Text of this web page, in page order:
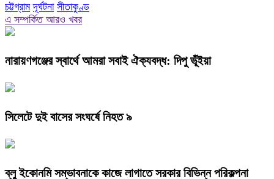
চট্টগ্রাম দূর্ঘটনা সীতাকুণ্ড
এ সম্পর্কিত আরও খবর
নারায়ণগঞ্জের স্বার্থে আমরা সবাই ঐক্যবদ্ধ: দিপু ভূঁইয়া
সিলেটে দুই বাসের সংঘর্ষে নিহত ৯
ব্লু ইকোনমি সম্ভাবনাকে কাজে লাগাতে সরকার বিভিন্ন পরিকল্পনা